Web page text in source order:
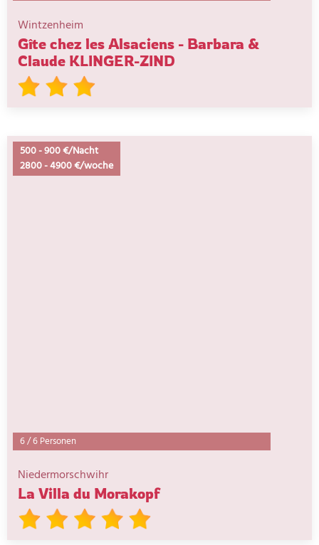
Wintzenheim
Gîte chez les Alsaciens - Barbara &
Claude KLINGER-ZIND
500-900 €/Nacht
2800-4900 €/woche
6/6 Personen
Niedermorschwihr
La Villa du Morakopf